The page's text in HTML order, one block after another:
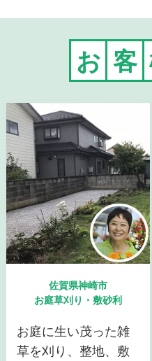
お 客
佐賀県神崎市
お庭草刈り・敷砂利
お庭に生い茂った雑
草を刈り、整地、敷